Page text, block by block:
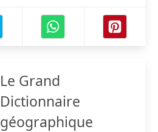
Le Grand
Dictionnaire
géographique